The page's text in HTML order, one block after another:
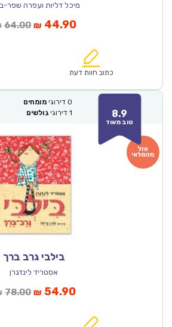
מיכל דליות ועפרה שפר-
64.00המחיר
₪64.00.
₪ 44.90המחיר
הוא:
כתוב חוות דעת
8.9
טוב מאוד
0 דירוגי מומחים
1 דירוגי גולשים
בילבי גרב ברך
אסטריד לינדגרן
78.00המחיר
₪ 54.90המחיר
הוא: